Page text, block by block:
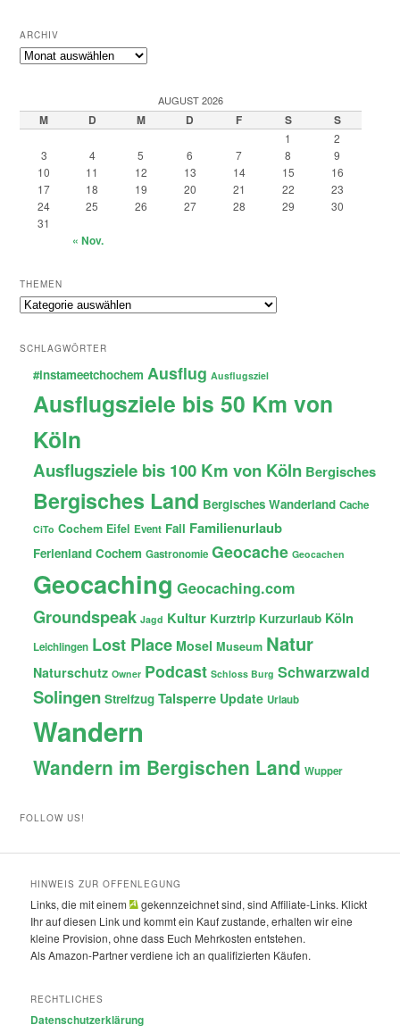
ARCHIV
Archiv
AUGUST 2026
M D M D F S S
1
2
3
4 5 6 7 8
9
10
11 12 13 14 15
16
17
18 19 20 21 22
23
24
25 26 27 28 29
30
31
« Nov.
THEMEN
Themen
SCHLAGWÖRTER
#instameetchochem Ausflug Ausflugsziel
Ausflugsziele bis 50 Km von
Köln
Ausflugsziele bis 100 Km von Köln Bergisches
Bergisches Land Bergisches Wanderland Cache
CiTo Cochem Eifel Event Fail Familienurlaub
Ferienland Cochem Gastronomie Geocache Geocachen
Geocaching Geocaching.com
Groundspeak Jagd Kultur Kurztrip Kurzurlaub Köln
Leichlingen Lost Place Mosel Museum Natur
Naturschutz Owner Podcast Schloss Burg Schwarzwald
Solingen Streifzug Talsperre Update Urlaub
Wandern
Wandern im Bergischen Land Wupper
FOLLOW US!
HINWEIS ZUR OFFENLEGUNG
Links, die mit einem
gekennzeichnet sind, sind Affiliate-Links. Klickt
Ihr auf diesen Link und kommt ein Kauf zustande, erhalten wir eine
kleine Provision, ohne dass Euch Mehrkosten entstehen.
Als Amazon-Partner verdiene ich an qualifizierten Käufen.
RECHTLICHES
Datenschutzerklärung